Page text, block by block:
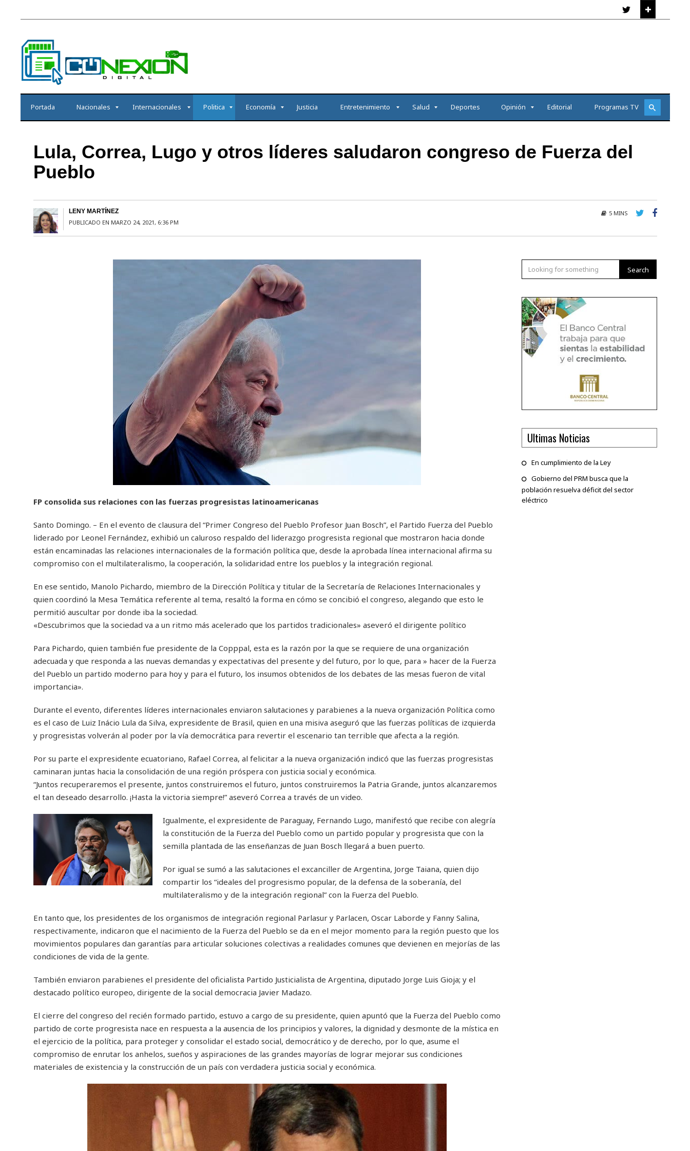
Portada Nacionales Internacionales Politica Economía Justicia Entretenimiento Salud Deportes Opinión Editorial Programas TV
Lula, Correa, Lugo y otros líderes saludaron congreso de Fuerza del
Pueblo
LENY MARTÍNEZ
PUBLICADO EN MARZO 24, 2021, 6:36 PM
5 MINS
FP consolida sus relaciones con las fuerzas progresistas latinoamericanas
Santo Domingo. – En el evento de clausura del “Primer Congreso del Pueblo Profesor Juan Bosch”, el Partido Fuerza del Pueblo
liderado por Leonel Fernández, exhibió un caluroso respaldo del liderazgo progresista regional que mostraron hacia donde
están encaminadas las relaciones internacionales de la formación política que, desde la aprobada línea internacional afirma su
compromiso con el multilateralismo, la cooperación, la solidaridad entre los pueblos y la integración regional.
En ese sentido, Manolo Pichardo, miembro de la Dirección Política y titular de la Secretaría de Relaciones Internacionales y
quien coordinó la Mesa Temática referente al tema, resaltó la forma en cómo se concibió el congreso, alegando que esto le
permitió auscultar por donde iba la sociedad.
«Descubrimos que la sociedad va a un ritmo más acelerado que los partidos tradicionales» aseveró el dirigente político
Para Pichardo, quien también fue presidente de la Copppal, esta es la razón por la que se requiere de una organización
adecuada y que responda a las nuevas demandas y expectativas del presente y del futuro, por lo que, para » hacer de la Fuerza
del Pueblo un partido moderno para hoy y para el futuro, los insumos obtenidos de los debates de las mesas fueron de vital
importancia».
Durante el evento, diferentes líderes internacionales enviaron salutaciones y parabienes a la nueva organización Política como
es el caso de Luiz Inácio Lula da Silva, expresidente de Brasil, quien en una misiva aseguró que las fuerzas políticas de izquierda
y progresistas volverán al poder por la vía democrática para revertir el escenario tan terrible que afecta a la región.
Por su parte el expresidente ecuatoriano, Rafael Correa, al felicitar a la nueva organización indicó que las fuerzas progresistas
caminaran juntas hacia la consolidación de una región próspera con justicia social y económica.
“Juntos recuperaremos el presente, juntos construiremos el futuro, juntos construiremos la Patria Grande, juntos alcanzaremos
el tan deseado desarrollo. ¡Hasta la victoria siempre!” aseveró Correa a través de un video.
Igualmente, el expresidente de Paraguay, Fernando Lugo, manifestó que recibe con alegría
la constitución de la Fuerza del Pueblo como un partido popular y progresista que con la
semilla plantada de las enseñanzas de Juan Bosch llegará a buen puerto.
Por igual se sumó a las salutaciones el excanciller de Argentina, Jorge Taiana, quien dijo
compartir los “ideales del progresismo popular, de la defensa de la soberanía, del
multilateralismo y de la integración regional” con la Fuerza del Pueblo.
En tanto que, los presidentes de los organismos de integración regional Parlasur y Parlacen, Oscar Laborde y Fanny Salina,
respectivamente, indicaron que el nacimiento de la Fuerza del Pueblo se da en el mejor momento para la región puesto que los
movimientos populares dan garantías para articular soluciones colectivas a realidades comunes que devienen en mejorías de las
condiciones de vida de la gente.
También enviaron parabienes el presidente del oficialista Partido Justicialista de Argentina, diputado Jorge Luis Gioja; y el
destacado político europeo, dirigente de la social democracia Javier Madazo.
El cierre del congreso del recién formado partido, estuvo a cargo de su presidente, quien apuntó que la Fuerza del Pueblo como
partido de corte progresista nace en respuesta a la ausencia de los principios y valores, la dignidad y desmonte de la mística en
el ejercicio de la política, para proteger y consolidar el estado social, democrático y de derecho, por lo que, asume el
compromiso de enrutar los anhelos, sueños y aspiraciones de las grandes mayorías de lograr mejorar sus condiciones
materiales de existencia y la construcción de un país con verdadera justicia social y económica.
Search
Ultimas Noticias
En cumplimiento de la Ley
Gobierno del PRM busca que la
población resuelva déficit del sector
eléctrico